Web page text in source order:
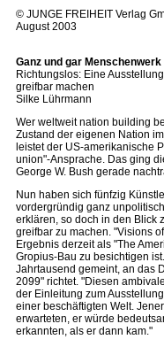
© JUNGE FREIHEIT Verlag
August 2003
Ganz und gar Menschenwerk
Richtungslos: Eine
greifbar machen
Silke Lührmann
Wer weltweit nation building
Zustand der eigenen Nation
leistet der US-amerikanische
union"-Ansprache. Das ging
George W. Bush gerade
Nun haben sich fünfzig
vordergründig ganz
erklären, so doch in den Blick
greifbar zu machen. "Visions
Ergebnis derzeit als "The
Gropius-Bau zu besichtigen
Jahrtausend gemeint, an das
2099" richtet. "Diesen
der Einleitung zum
einer beschäftigten Welt.
erwarteten, er würde
erkannten, als er dann kam."